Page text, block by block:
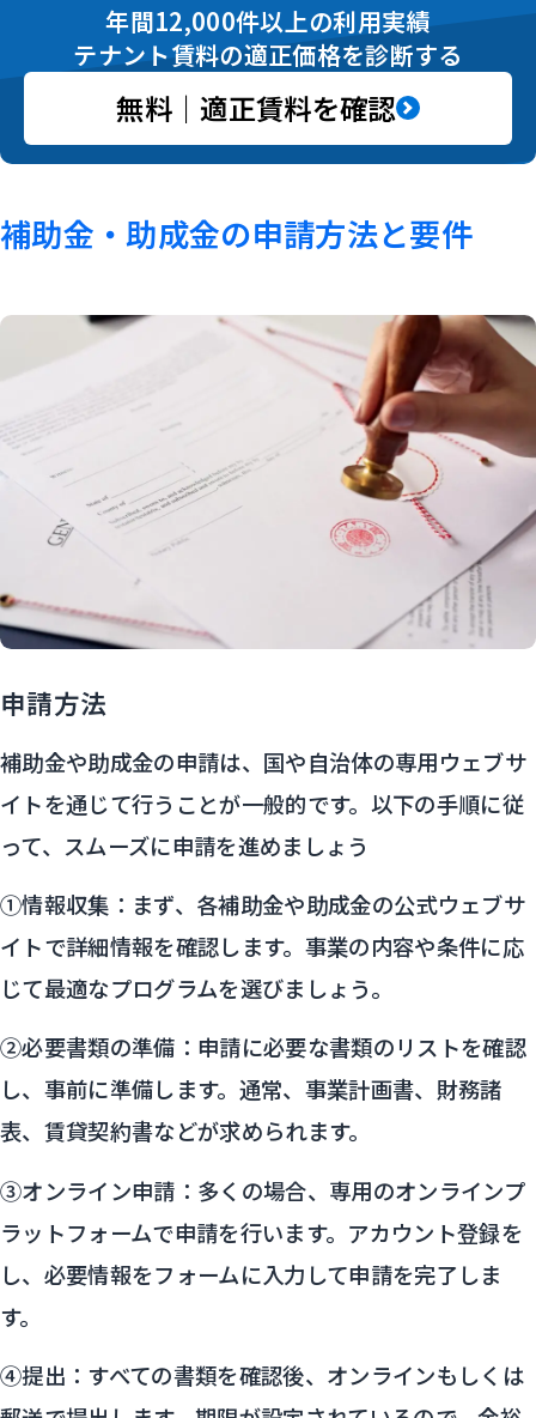
年間12,000件以上の利用実績
テナント賃料の適正価格を診断する
無料｜適正賃料を確認
補助金・助成金の申請方法と要件
申請方法
補助金や助成金の申請は、国や自治体の専用ウェブサ
イトを通じて行うことが一般的です。以下の手順に従
って、スムーズに申請を進めましょう
①情報収集：まず、各補助金や助成金の公式ウェブサ
イトで詳細情報を確認します。事業の内容や条件に応
じて最適なプログラムを選びましょう。
②必要書類の準備：申請に必要な書類のリストを確認
し、事前に準備します。通常、事業計画書、財務諸
表、賃貸契約書などが求められます。
③オンライン申請：多くの場合、専用のオンラインプ
ラットフォームで申請を行います。アカウント登録を
し、必要情報をフォームに入力して申請を完了しま
す。
④提出：すべての書類を確認後、オンラインもしくは